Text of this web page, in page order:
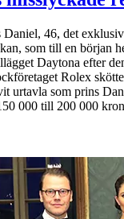
46, det
som till en början
Daytona efter
Rolex
urtavla som prins
000 till 200 000